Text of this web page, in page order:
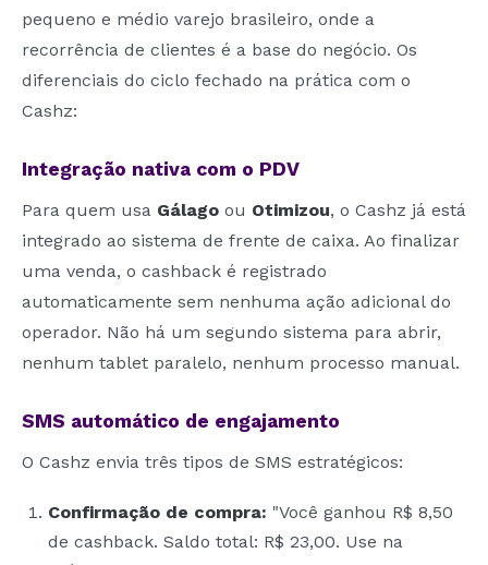
pequeno e médio varejo brasileiro, onde a
recorrência de clientes é a base do negócio. Os
diferenciais do ciclo fechado na prática com o
Cashz:
Integração nativa com o PDV
Para quem usa Gálago ou Otimizou, o Cashz já está
integrado ao sistema de frente de caixa. Ao finalizar
uma venda, o cashback é registrado
automaticamente sem nenhuma ação adicional do
operador. Não há um segundo sistema para abrir,
nenhum tablet paralelo, nenhum processo manual.
SMS automático de engajamento
O Cashz envia três tipos de SMS estratégicos:
Confirmação de compra: "Você ganhou R$ 8,50
de cashback. Saldo total: R$ 23,00. Use na